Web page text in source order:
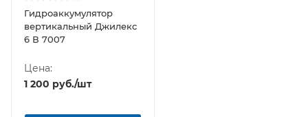
Гидроаккумулятор
вертикальный Джилекс
6 В 7007
Цена:
1 200 руб./шт